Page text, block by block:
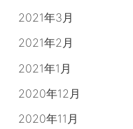
2021年3月
2021年2月
2021年1月
2020年12月
2020年11月